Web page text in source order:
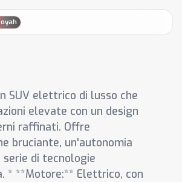
SUV elettrico di lusso che
elevate con un design
raffinati. Offre
bruciante, un'autonomia
di tecnologie
* **Motore:** Elettrico, con